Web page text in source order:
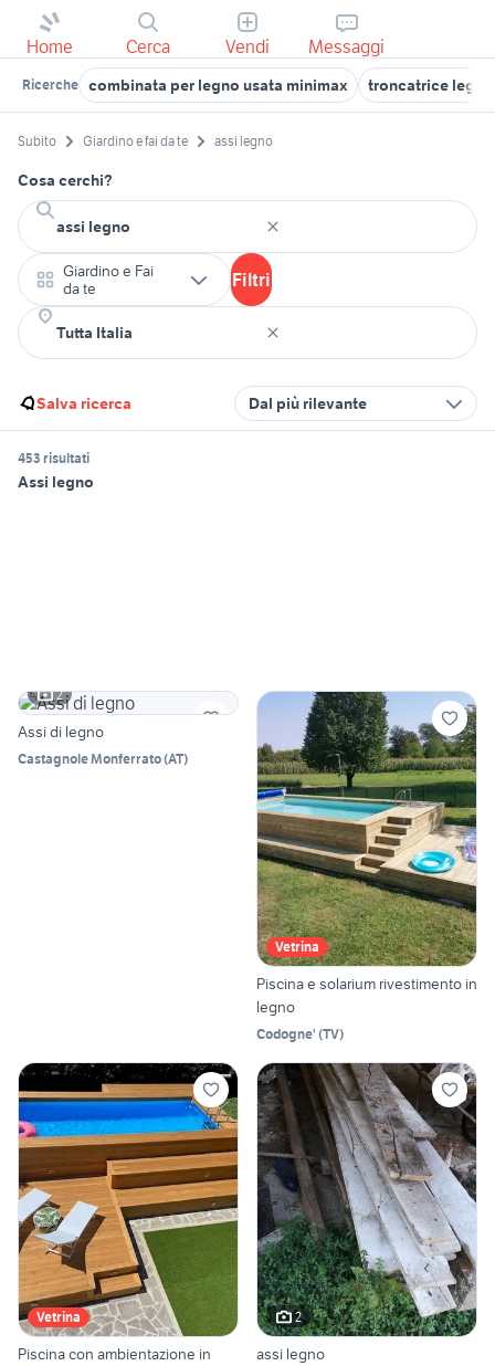
Home Cerca Vendi Messaggi
Ricerche combinata per legno usata minimax troncatrice legno
Subito Giardino e fai da te assi legno
Cosa cerchi?
Giardino e Fai
da te
Filtri
Salva ricerca Dal più rilevante
453 risultati
Assi legno
2
Assi di legno
Castagnole Monferrato(AT)
Vetrina
Piscina e solarium rivestimento in
legno
Codogne' (TV)
Vetrina
Piscina con ambientazione in
2
assi legno